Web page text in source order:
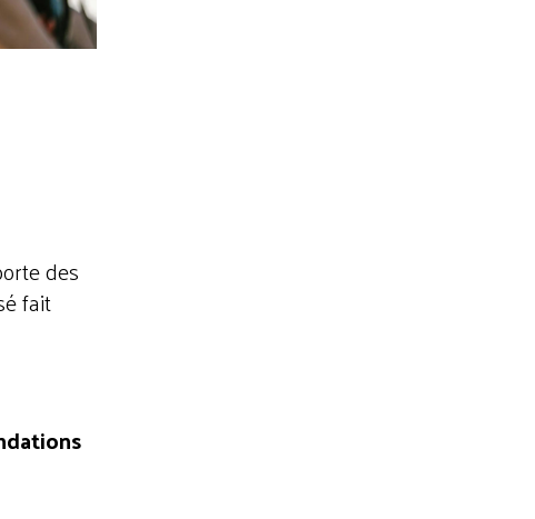
des
fait